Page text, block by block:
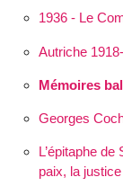
1936 - Le
Autriche
Mémoires
Georges
L’épitaphe de
paix, la